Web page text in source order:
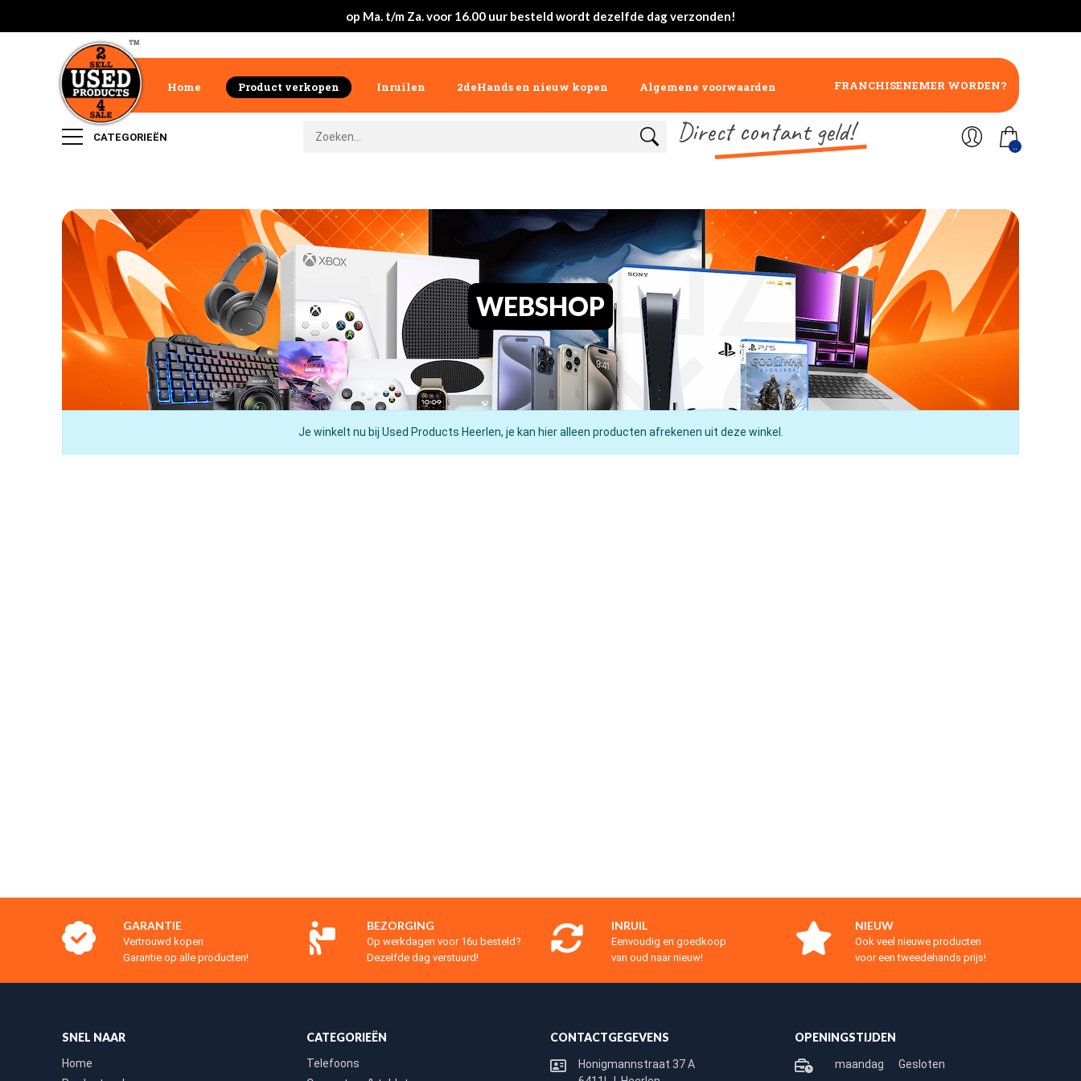
op Ma. t/m Za. voor 16.00 uur besteld wordt dezelfde dag verzonden!
Home Product verkopen Inruilen 2deHands en nieuw kopen Algemene voorwaarden FRANCHISENEMER WORDEN?
CATEGORIEËN Direct contant geld! ..
WEBSHOP
Je winkelt nu bij Used Products Heerlen, je kan hier alleen producten afrekenen uit deze winkel.
GARANTIE
Vertrouwd kopen
Garantie op alle producten!
BEZORGING
Op werkdagen voor 16u besteld?
Dezelfde dag verstuurd!
INRUIL
Eenvoudig en goedkoop
van oud naar nieuw!
NIEUW
Ook veel nieuwe producten
voor een tweedehands prijs!
SNEL NAAR
Home
CATEGORIEËN
Telefoons
CONTACTGEGEVENS
Honigmannstraat 37 A
OPENINGSTIJDEN
maandag Gesloten